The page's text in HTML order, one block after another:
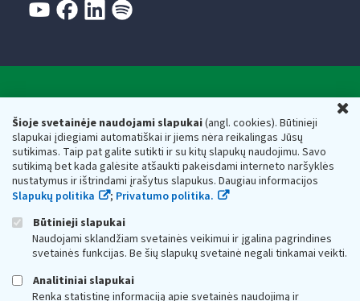
Šioje svetainėje naudojami slapukai(angl. cookies). Būtinieji
slapukai įdiegiami automatiškai ir jiems nėra reikalingas Jūsų
sutikimas. Taip pat galite sutikti ir su kitų slapukų naudojimu. Savo
sutikimą bet kada galėsite atšaukti pakeisdami interneto naršyklės
nustatymus ir ištrindami įrašytus slapukus. Daugiau informacijos
Slapukų politika
; Privatumo politika.
Būtinieji slapukai
Naudojami sklandžiam svetainės veikimui ir įgalina pagrindines
svetainės funkcijas. Be šių slapukų svetainė negali tinkamai veikti.
Analitiniai slapukai
Renka statistinę informaciją apie svetainės naudojimą ir
Respublikos finansų ministerijos
Biudžetinė įstaiga. Juridinio asmens kodas — 188659752,
adresas: Vasario 16-osios g. 14, 01107 Vilnius, Lietuva, el.paštas:
vmi@vmi.lt, E. pristatymo dėžutės adresas 188659752
Duomenys apie Valstybinę mokesčių inspekciją prie Lietuvos
Respublikos finansų ministerijos kaupiami ir saugomi Juridinių